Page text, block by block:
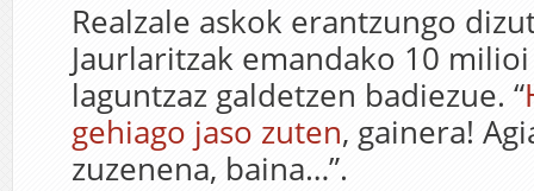
Realzale askok erantzungo
Jaurlaritzak emandako 10
laguntzaz galdetzen badiezue. “
gehiago jaso zuten, gainera!
zuzenena, baina…”.